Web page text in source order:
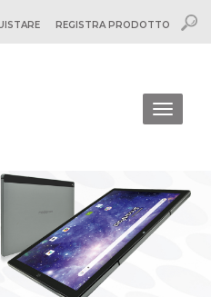
REGISTRA PRODOTTO